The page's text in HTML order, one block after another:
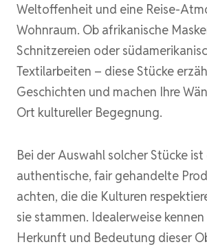
Weltoffenheit und eine Reise-
Wohnraum. Ob afrikanische
Schnitzereien oder
Textilarbeiten – diese Stücke
Geschichten und machen Ihre
Ort kultureller Begegnung.
Bei der Auswahl solcher Stücke
authentische, fair gehandelte
achten, die die Kulturen
sie stammen. Idealerweise kennen
Herkunft und Bedeutung dieser